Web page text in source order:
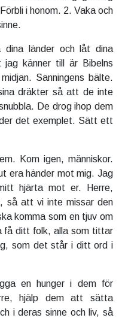
i honom. 2. Vaka och
dina länder och låt dina
jag känner till är Bibelns
Sanningens bälte.
dräkter så att de inte
De drog ihop dem
det exemplet. Sätt ett
Kom igen, människor.
era händer mot mig. Jag
hjärta mot er. Herre,
så att vi inte missar den
komma som en tjuv om
få ditt folk, alla som tittar
som det står i ditt ord i
en hunger i dem för
hjälp dem att sätta
i deras sinne och liv, så